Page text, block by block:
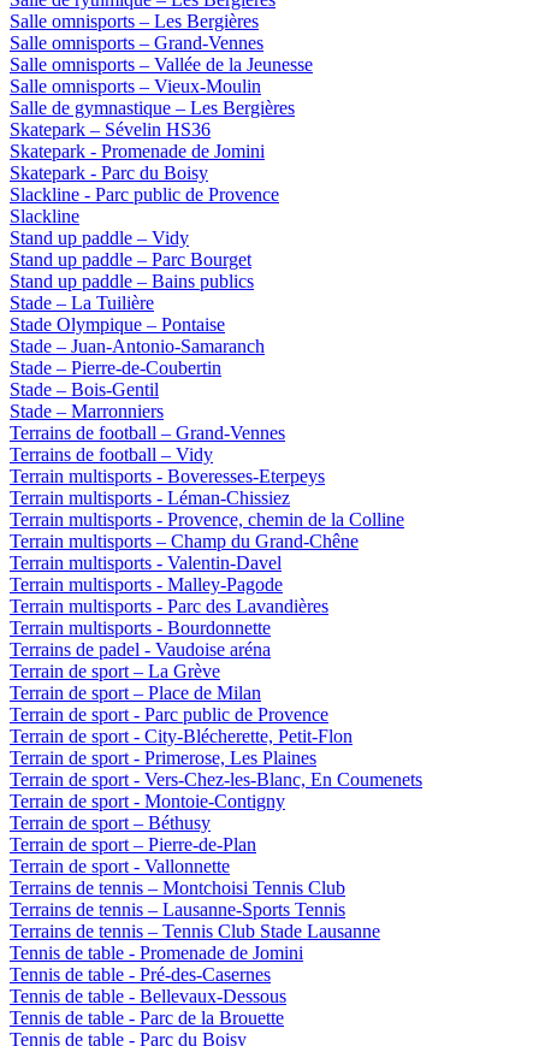
Salle omnisports – Les Bergières
Salle omnisports – Grand-Vennes
Salle omnisports – Vallée de la Jeunesse
Salle omnisports – Vieux-Moulin
Salle de gymnastique – Les Bergières
Skatepark – Sévelin HS36
Skatepark - Promenade de Jomini
Skatepark - Parc du Boisy
Slackline - Parc public de Provence
Slackline
Stand up paddle – Vidy
Stand up paddle – Parc Bourget
Stand up paddle – Bains publics
Stade – La Tuilière
Stade Olympique – Pontaise
Stade – Juan-Antonio-Samaranch
Stade – Pierre-de-Coubertin
Stade – Bois-Gentil
Stade – Marronniers
Terrains de football – Grand-Vennes
Terrains de football – Vidy
Terrain multisports - Boveresses-Eterpeys
Terrain multisports - Léman-Chissiez
Terrain multisports - Provence, chemin de la Colline
Terrain multisports – Champ du Grand-Chêne
Terrain multisports - Valentin-Davel
Terrain multisports - Malley-Pagode
Terrain multisports - Parc des Lavandières
Terrain multisports - Bourdonnette
Terrains de padel - Vaudoise aréna
Terrain de sport – La Grève
Terrain de sport – Place de Milan
Terrain de sport - Parc public de Provence
Terrain de sport - City-Blécherette, Petit-Flon
Terrain de sport - Primerose, Les Plaines
Terrain de sport - Vers-Chez-les-Blanc, En Coumenets
Terrain de sport - Montoie-Contigny
Terrain de sport – Béthusy
Terrain de sport – Pierre-de-Plan
Terrain de sport - Vallonnette
Terrains de tennis – Montchoisi Tennis Club
Terrains de tennis – Lausanne-Sports Tennis
Terrains de tennis – Tennis Club Stade Lausanne
Tennis de table - Promenade de Jomini
Tennis de table - Pré-des-Casernes
Tennis de table - Bellevaux-Dessous
Tennis de table - Parc de la Brouette
Tennis de table - Parc du Boisy